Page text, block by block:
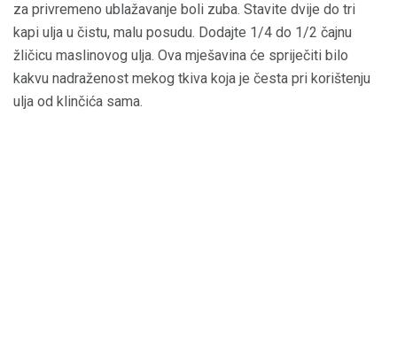
za privremeno ublažavanje boli zuba. Stavite dvije do tri
kapi ulja u čistu, malu posudu. Dodajte 1/4 do 1/2 čajnu
žličicu maslinovog ulja. Ova mješavina će spriječiti bilo
kakvu nadraženost mekog tkiva koja je česta pri korištenju
ulja od klinčića sama.